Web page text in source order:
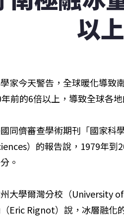
以上
家今天警告，全球暖化導致
前的6倍以上，導致全球各
同儕審查學術期刊「國家
）的報告說，1979年到
。
大學爾灣分校（University
Eric Rignot）說，冰層融化